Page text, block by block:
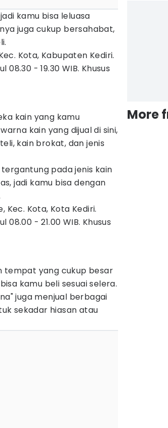
kamu bisa leluasa
juga cukup bersahabat,
Kota, Kabupaten Kediri.
08.30 - 19.30 WIB. Khusus
kain yang kamu
kain yang dijual di sini,
kain brokat, dan jenis
pada jenis kain
jadi kamu bisa dengan
Kec. Kota, Kota Kediri.
08.00 - 21.00 WIB. Khusus
tempat yang cukup besar
kamu beli sesuai selera.
juga menjual berbagai
sekadar hiasan atau
More